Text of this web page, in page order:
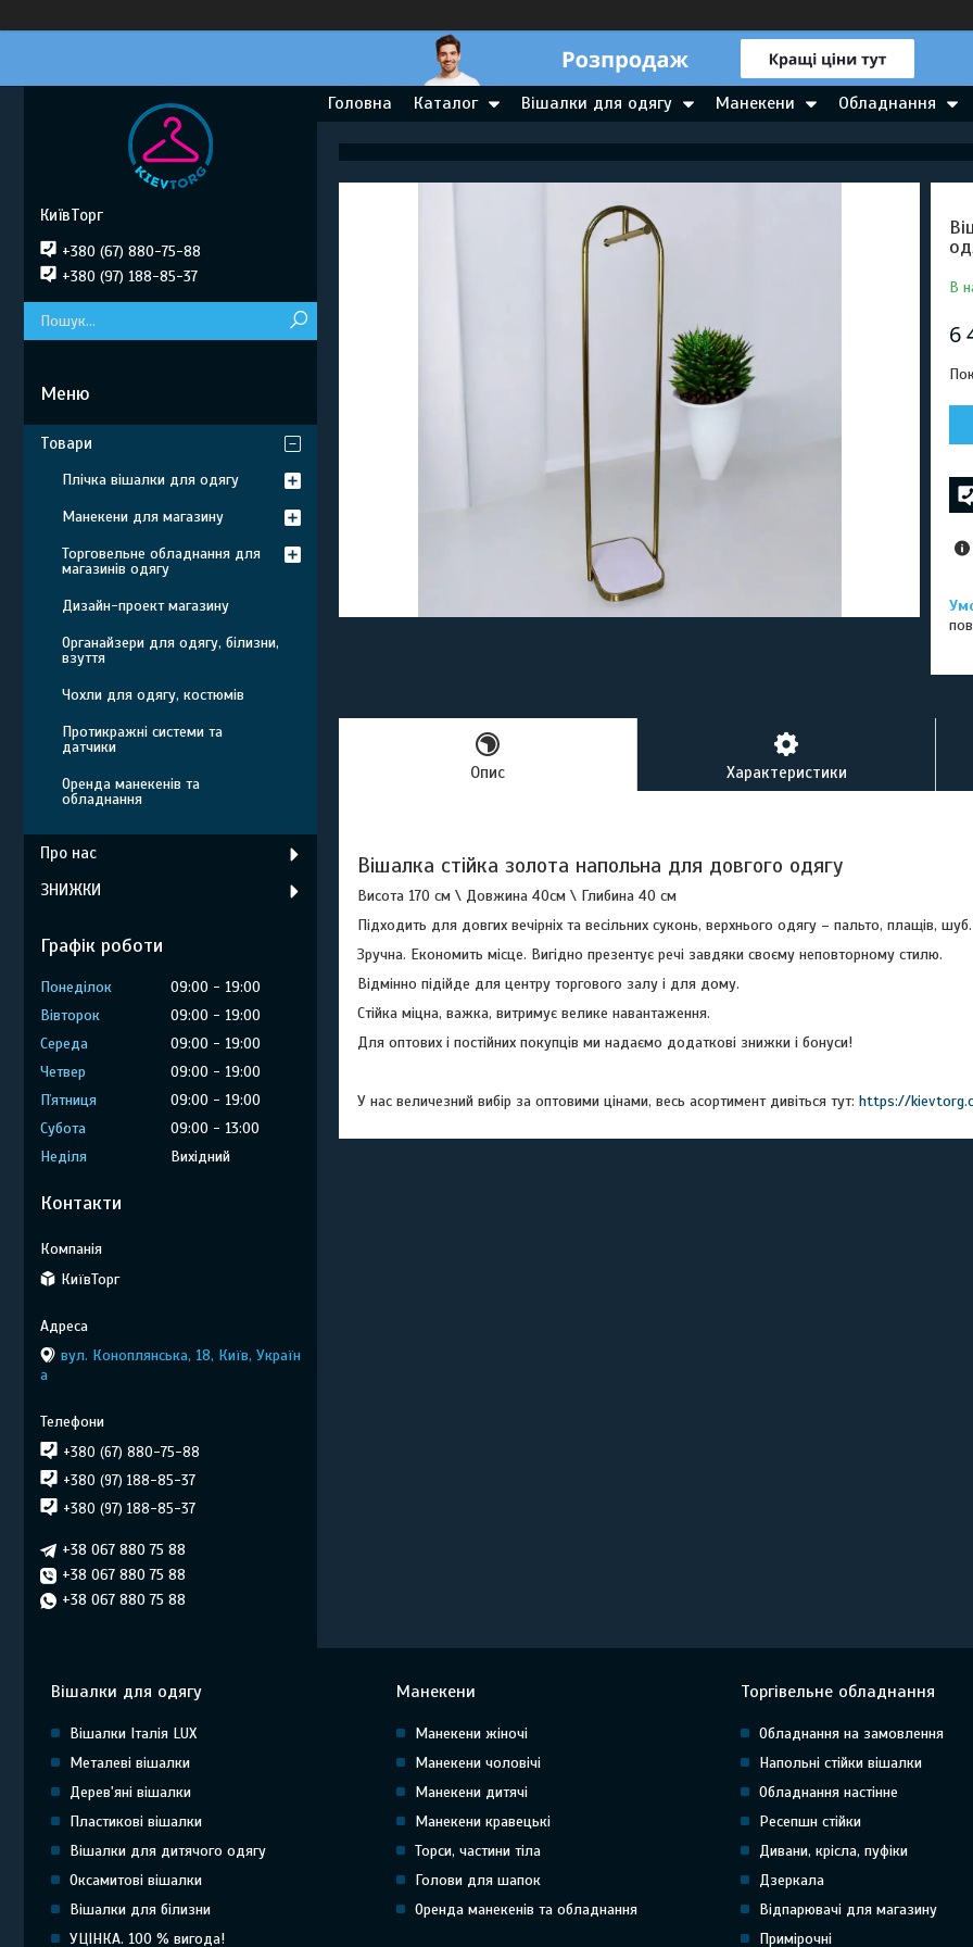
Головна Каталог Вішалки для одягу Манекени Обладнання
В
6
Опис Характеристики
Вішалка стійка золота напольна для довгого одягу
Висота 170 см \ Довжина 40см \ Глибина 40 см
Підходить для довгих вечірніх та весільних суконь, верхнього одягу – пальто, плащів, шуб.
Зручна. Економить місце. Вигідно презентує речі завдяки своєму неповторному стилю.
Відмінно підійде для центру торгового залу і для дому.
Стійка міцна, важка, витримує велике навантаження.
Для оптових і постійних покупців ми надаємо додаткові знижки і бонуси!
У нас величезний вибір за оптовими цінами, весь асортимент дивіться тут: https://
КиївТорг
+380 (67) 880-75-88
+380 (97) 188-85-37
Товари
Плічка вішалки для одягу
Манекени для магазину
Торговельне обладнання для
магазинів одягу
Дизайн-проект магазину
Органайзери для одягу, білизни,
взуття
Чохли для одягу, костюмів
Протикражні системи та
датчики
Оренда манекенів та
обладнання
Про нас
ЗНИЖКИ
Графік роботи
Понеділок 09:00
19:00
Вівторок
09:00
19:00
Середа
09:00
19:00
Четвер
09:00
19:00
Пʼятниця
09:00
19:00
Субота
09:00
13:00
Неділя
Вихідний
Контакти
КиївТорг
вул. Коноплянська, 18, Київ, Україн
а
+380 (67) 880-75-88
+380 (97) 188-85-37
+380 (97) 188-85-37
+38 067 880 75 88
+38 067 880 75 88
+38 067 880 75 88
Вішалки для одягу
Вішалки Італія LUX
Металеві вішалки
Дерев'яні вішалки
Пластикові вішалки
Вішалки для дитячого одягу
Оксамитові вішалки
Вішалки для білизни
УЦІНКА. 100 % вигода!
Манекени
Манекени жіночі
Манекени чоловічі
Манекени дитячі
Манекени кравецькі
Торси, частини тіла
Голови для шапок
Оренда манекенів та обладнання
Торгівельне обладнання
Обладнання на замовлення
Напольні стійки вішалки
Обладнання настінне
Ресепшн стійки
Дивани, крісла, пуфіки
Дзеркала
Відпарювачі для магазину
Примірочні